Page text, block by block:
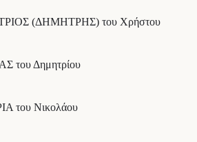
(ΔΗΜΗΤΡΗΣ) του Χρήστου
Δημητρίου
Νικολάου